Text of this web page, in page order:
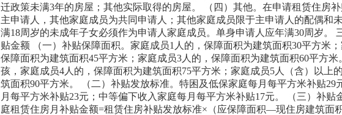
迁政策未满3年的房屋；其他实际取得的房屋。 （四）其他。在申请租赁住房
主申请人，其他家庭成员为共同申请人；其他家庭成员限于主申请人的配偶和
满18周岁的未成年子女必须作为申请人家庭成员。单身申请人应年满30周岁。
贴金额 （一）补贴保障面积。家庭成员1人的，保障面积为建筑面积30平方米；
保障面积为建筑面积45平方米；家庭成员3人的，保障面积为建筑面积60平方米
孩，家庭成员4人的，保障面积为建筑面积75平方米；家庭成员5人（含）以上
筑面积90平方米。 （二）补贴发放标准。特困及低保家庭每月每平方米补贴29
月每平方米补贴23元；中等偏下收入家庭每月每平方米补贴17元。 （三）补贴
庭租赁住房月补贴金额=租赁住房补贴发放标准×（应保障面积—现住房建筑面